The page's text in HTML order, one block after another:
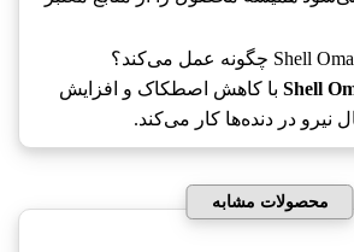
Shell با کاهش اصطکاک و افزایش
نیرو در دنده‌ها کار می‌کند.
محصولات مشابه